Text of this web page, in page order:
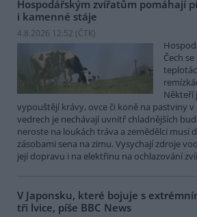
Hospodářským zvířatům pomáhají
i kamenné stáje
4.8.2026 12:52 (ČTK)
Čech
Někteří
vypouštějí krávy, ovce či koně na pastviny v
vedrech je nechávají uvnitř chladnějších
neroste na loukách tráva a zemědělci musí
zásobami sena na zimu. Vysychají zdroje
její dopravu i na elektřinu na ochlazování
V Japonsku, které bojuje s
tři lvice, píše BBC News